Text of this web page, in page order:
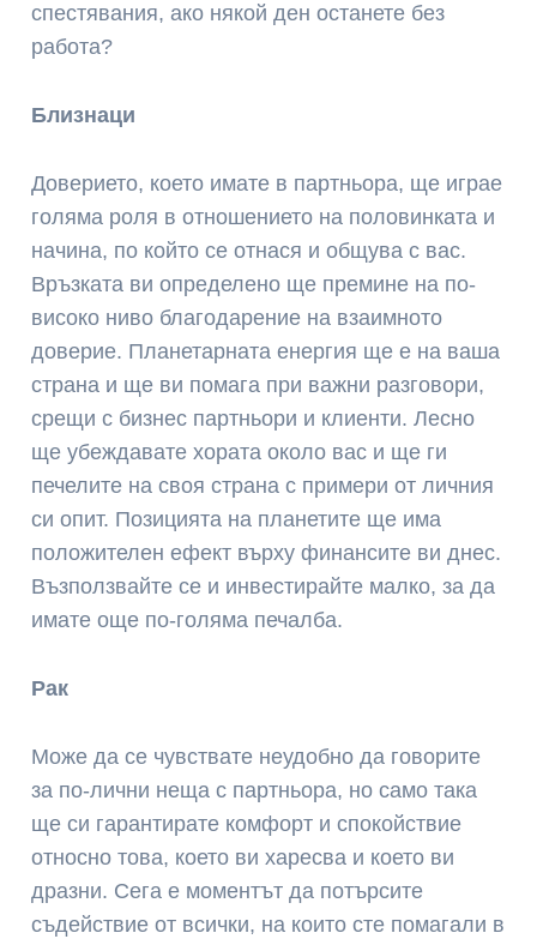
спестявания, ако някой ден останете без
работа?
Близнаци
Доверието, което имате в партньора, ще играе
голяма роля в отношението на половинката и
начина, по който се отнася и общува с вас.
Връзката ви определено ще премине на по-
високо ниво благодарение на взаимното
доверие. Планетарната енергия ще е на ваша
страна и ще ви помага при важни разговори,
срещи с бизнес партньори и клиенти. Лесно
ще убеждавате хората около вас и ще ги
печелите на своя страна с примери от личния
си опит. Позицията на планетите ще има
положителен ефект върху финансите ви днес.
Възползвайте се и инвестирайте малко, за да
имате още по-голяма печалба.
Рак
Може да се чувствате неудобно да говорите
за по-лични неща с партньора, но само така
ще си гарантирате комфорт и спокойствие
относно това, което ви харесва и което ви
дразни. Сега е моментът да потърсите
съдействие от всички, на които сте помагали в